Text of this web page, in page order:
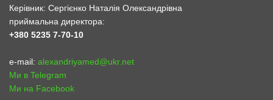
Керівник: Сергієнко Наталія Олександрівна
приймальна директора:
+380 5235 7-70-10
e-mail: alexandriyamed@ukr.net
Ми в Telegram
Ми на Facebook